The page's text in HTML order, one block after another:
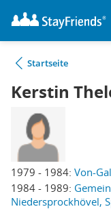
Startseite
Kerstin
1979 - 1984: Von-
1984 - 1989:
Niedersprockhövel,